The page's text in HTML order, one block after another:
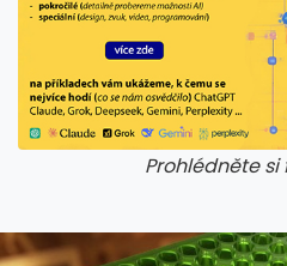
Prohlédněte